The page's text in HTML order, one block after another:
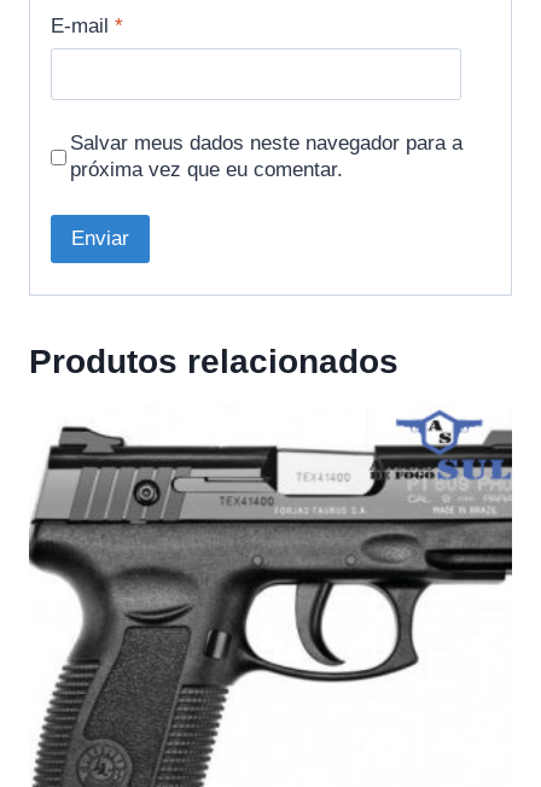
E-mail *
Salvar meus dados neste navegador para a
próxima vez que eu comentar.
Produtos relacionados